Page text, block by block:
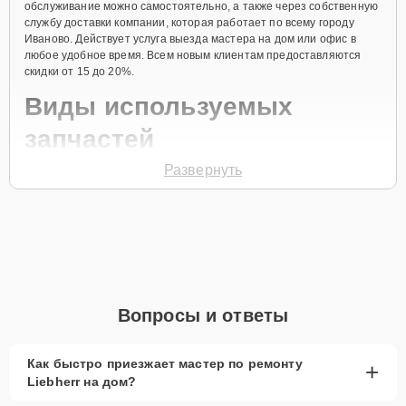
обслуживание можно самостоятельно, а также через собственную
службу доставки компании, которая работает по всему городу
Иваново. Действует услуга выезда мастера на дом или офис в
любое удобное время. Всем новым клиентам предоставляются
скидки от 15 до 20%.
Виды используемых
запчастей
Для ремонта морозильной камеры модели GSN 2923
активное использование устройства дольше
запчастей.
При наличии планов в скором времени заменить
Развернуть
Вопросы и ответы
Как быстро приезжает мастер по ремонту
Liebherr на дом?
+